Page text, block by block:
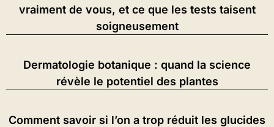
vraiment de vous, et ce que les tests taisent
soigneusement
Dermatologie botanique : quand la science
révèle le potentiel des plantes
Comment savoir si l’on a trop réduit les glucides